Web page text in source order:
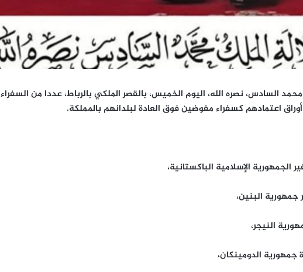
السادس، نصره الله، اليوم الخميس، بالقصر الملكي بالرباط، عددا من السفراء
أوراق اعتمادهم كسفراء مفوضين فوق العادة لبلدانهم بالمملكة.
الإسلامية الباكستانية،
جمهورية البنين،
النيجر،
جمهورية الدومينكان،